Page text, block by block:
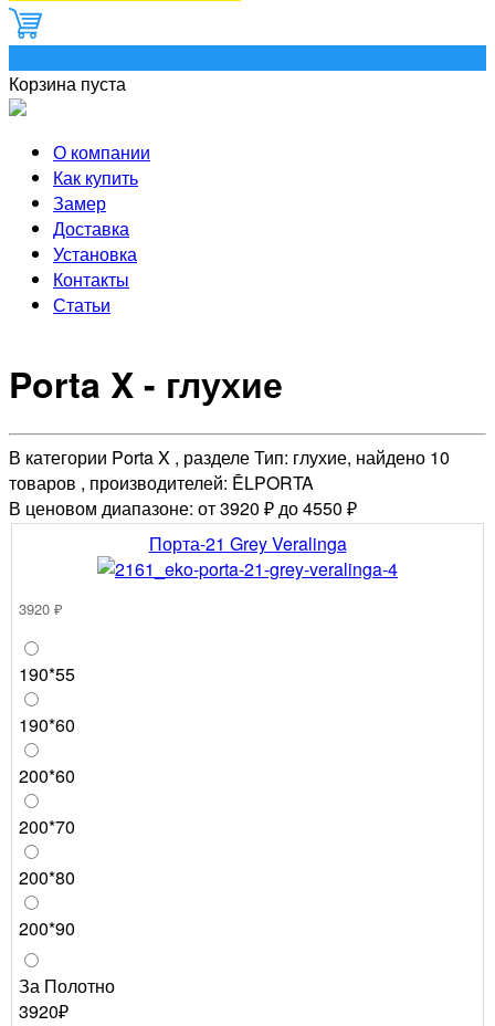
Корзина пуста
О компании
Как купить
Замер
Доставка
Установка
Контакты
Статьи
Porta X - глухие
В категории Porta X , разделе Тип: глухие, найдено 10
товаров , производителей: ĒLPORTA
В ценовом диапазоне: от 3920 ₽ до 4550 ₽
Порта-21 Grey Veralinga
3920 ₽
190*55
190*60
200*60
200*70
200*80
200*90
За Полотно
3920₽